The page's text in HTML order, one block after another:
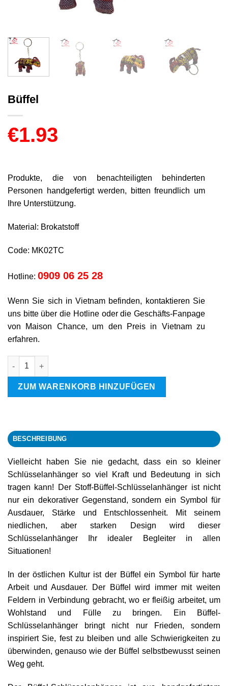
Büffel
€1.93
Produkte, die von benachteiligten behinderten
Personen handgefertigt werden, bitten freundlich um
Ihre Unterstützung.
Material: Brokatstoff
Code: MK02TC
Hotline: 0909 06 25 28
Wenn Sie sich in Vietnam befinden, kontaktieren Sie
uns bitte über die Hotline oder die Geschäfts-Fanpage
von Maison Chance, um den Preis in Vietnam zu
erfahren.
Büffel Menge
ZUM WARENKORB HINZUFÜGEN
BESCHREIBUNG
Vielleicht haben Sie nie gedacht, dass ein so kleiner
Schlüsselanhänger so viel Kraft und Bedeutung in sich
tragen kann! Der Stoff-Büffel-Schlüsselanhänger ist nicht
nur ein dekorativer Gegenstand, sondern ein Symbol für
Ausdauer, Stärke und Entschlossenheit. Mit seinem
niedlichen, aber starken Design wird dieser
Schlüsselanhänger Ihr idealer Begleiter in allen
Situationen!
In der östlichen Kultur ist der Büffel ein Symbol für harte
Arbeit und Ausdauer. Der Büffel wird immer mit weiten
Feldern in Verbindung gebracht, wo er fleißig arbeitet, um
Wohlstand und Fülle zu bringen. Ein Büffel-
Schlüsselanhänger bringt nicht nur Frieden, sondern
inspiriert Sie, fest zu bleiben und alle Schwierigkeiten zu
überwinden, genauso wie der Büffel selbstbewusst seinen
Weg geht.